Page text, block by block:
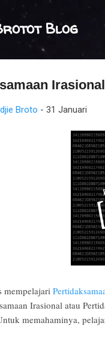
Blog
Irasional
Broto - 31 Januari
mempelajari
Irasional atau
memahaminya,